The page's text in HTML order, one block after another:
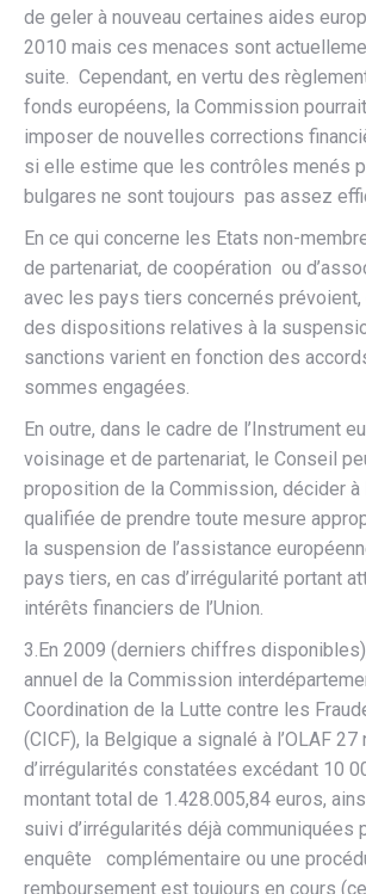
de geler à nouveau certaines aides
2010 mais ces menaces sont
suite. Cependant, en vertu des
fonds européens, la Commission pourrait
imposer de nouvelles corrections
si elle estime que les contrôles menés
bulgares ne sont toujours pas assez
En ce qui concerne les Etats non-
de partenariat, de coopération ou
avec les pays tiers concernés prévoient,
des dispositions relatives à la
sanctions varient en fonction des
sommes engagées.
En outre, dans le cadre de l’Instrument
voisinage et de partenariat, le Conseil
proposition de la Commission, décider à
qualifiée de prendre toute mesure
la suspension de l’assistance
pays tiers, en cas d’irrégularité portant
intérêts financiers de l’Union.
3.En 2009 (derniers chiffres
annuel de la Commission
Coordination de la Lutte contre les
(CICF), la Belgique a signalé à l’OLAF 27
d’irrégularités constatées excédant 10
montant total de 1.428.005,84 euros,
suivi d’irrégularités déjà communiquées
enquête complémentaire ou une
remboursement est toujours en cours